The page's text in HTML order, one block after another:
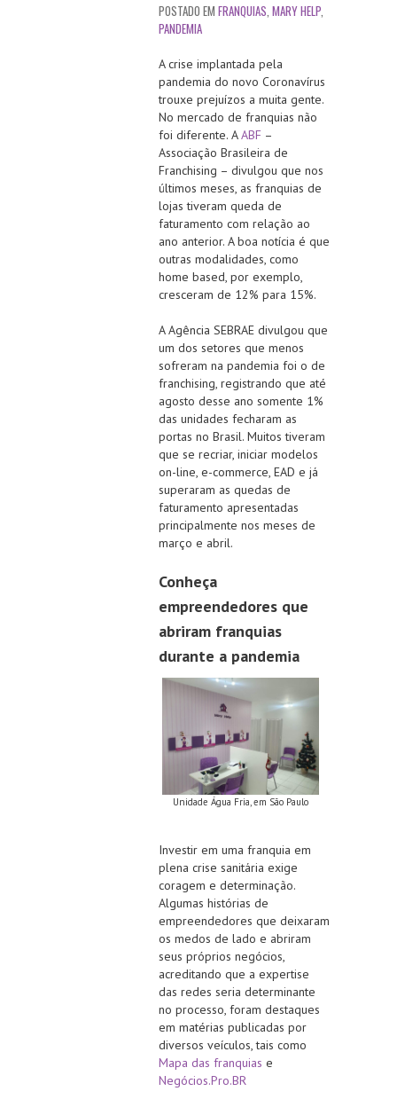
POSTADO EM FRANQUIAS MARY HELP
PANDEMIA
A crise implantada pela
pandemia do novo Coronavírus
trouxe prejuízos a muita gente.
No mercado de franquias não
foi diferente. AABF –
Associação Brasileira de
Franchising – divulgou que nos
últimos meses, as franquias de
lojas tiveram queda de
faturamento com relação ao
ano anterior. A boa notícia é que
outras modalidades, como
home based, por exemplo,
cresceram de 12% para 15%.
A Agência SEBRAE divulgou que
um dos setores que menos
sofreram na pandemia foi o de
franchising, registrando que até
agosto desse ano somente 1%
das unidades fecharam as
portas no Brasil. Muitos tiveram
que se recriar, iniciar modelos
on-line, e-commerce, EAD e já
superaram as quedas de
faturamento apresentadas
principalmente nos meses de
março e abril.
Conheça
empreendedores que
abriram franquias
durante a pandemia
Unidade Água Fria, em São Paulo
Investir em uma franquia em
plena crise sanitária exige
coragem e determinação.
Algumas histórias de
empreendedores que deixaram
os medos de lado e abriram
seus próprios negócios,
acreditando que a expertise
das redes seria determinante
no processo, foram destaques
em matérias publicadas por
diversos veículos, tais como
Mapa das franquias e
Negócios.Pro.BR